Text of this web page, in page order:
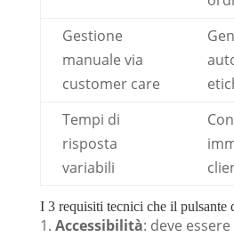
Gestione
manuale via
customer care
Tempi di
risposta
variabili
I 3 requisiti tecnici che il pulsante
Accessibilità: deve